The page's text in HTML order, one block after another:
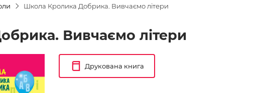
Школа Кролика Добрика. Вивчаємо літери
Вивчаємо літери
Друкована книга